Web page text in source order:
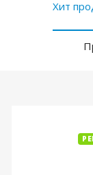
Хит